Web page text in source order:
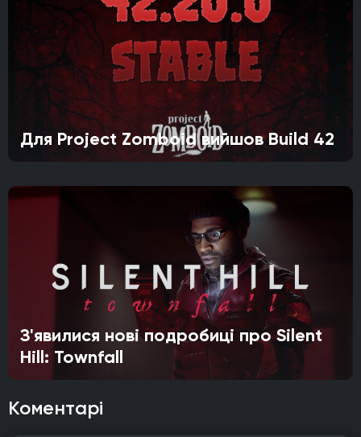
Для Project Zomboid вийшов Build 42
З'явилися нові подробиці про Silent
Hill: Townfall
Коментарі